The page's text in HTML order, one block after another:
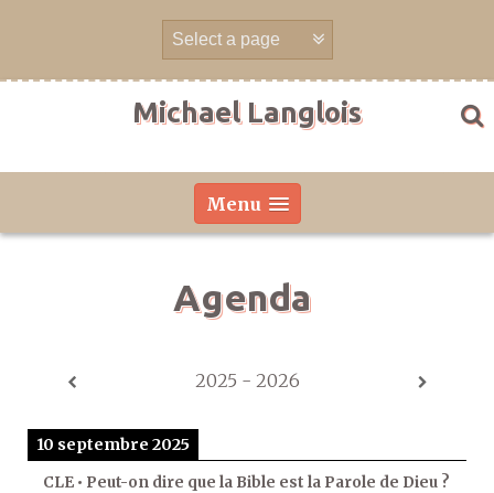
Michael Langlois
Menu
Agenda
2025 - 2026
10 septembre 2025
CLE • Peut-on dire que la Bible est la Parole de Dieu ?